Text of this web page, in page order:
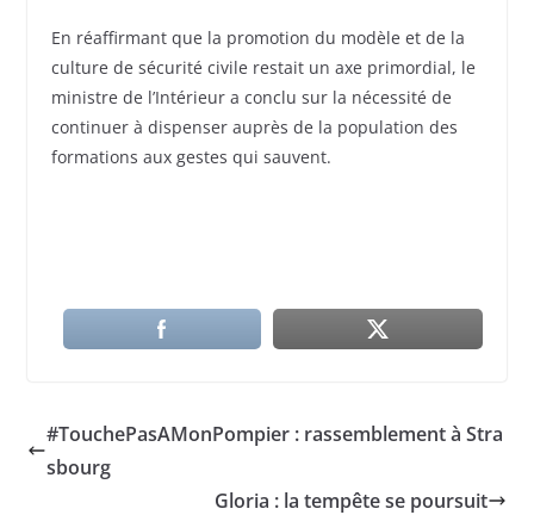
En réaffirmant que la promotion du modèle et de la
culture de sécurité civile restait un axe primordial, le
ministre de l’Intérieur a conclu sur la nécessité de
continuer à dispenser auprès de la population des
formations aux gestes qui sauvent.
#TouchePasAMonPompier : rassemblement à Stra
sbourg
Gloria : la tempête se poursuit